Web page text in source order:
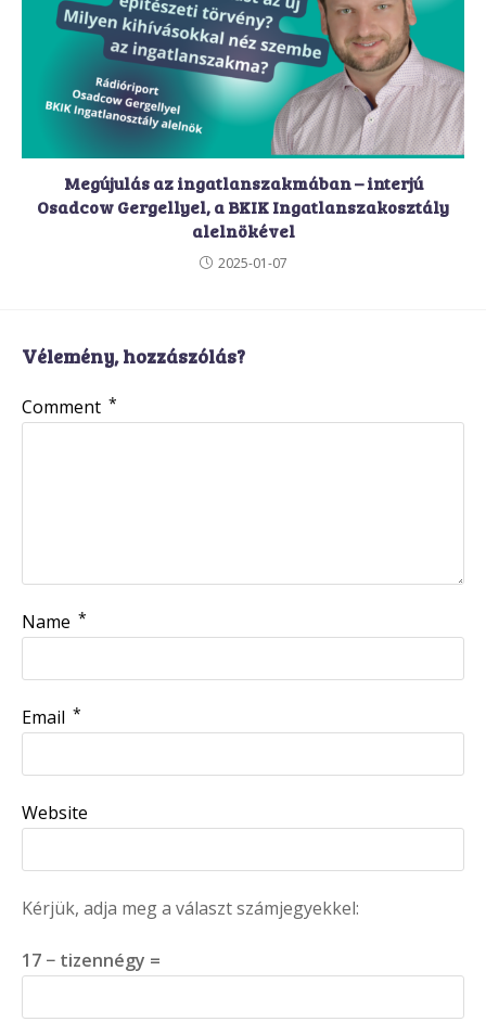
Megújulás az ingatlanszakmában – interjú
Osadcow Gergellyel, a BKIK Ingatlanszakosztály
alelnökével
2025-01-07
Vélemény, hozzászólás?
Comment *
Name *
Email *
Website
Kérjük, adja meg a választ számjegyekkel:
17 − tizennégy =